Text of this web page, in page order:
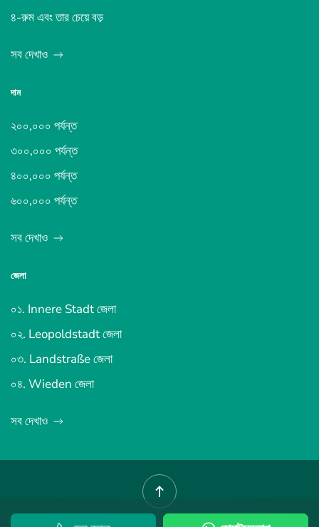
৪-রুম এবং তার চেয়ে বড়
সব দেখাও
দাম
২০০,০০০ পর্যন্ত
৩০০,০০০ পর্যন্ত
৪০০,০০০ পর্যন্ত
৬০০,০০০ পর্যন্ত
সব দেখাও
জেলা
০১. Innere Stadt জেলা
০২. Leopoldstadt জেলা
০৩. Landstraße জেলা
০৪. Wieden জেলা
সব দেখাও